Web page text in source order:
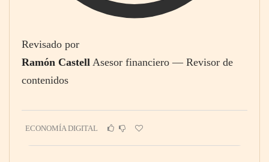
Revisado por
Ramón Castell Asesor financiero — Revisor de
contenidos
ECONOMÍA DIGITAL